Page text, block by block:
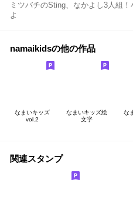
ミツバチのSting、なかよし3人組
よ
namaikidsの他の作品
なまいキッズ
vol.2
なまいキッズ絵
文字
な
関連スタンプ